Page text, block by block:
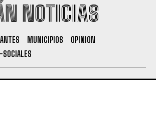
NOTICIAS
MUNICIPIOS
OPINION